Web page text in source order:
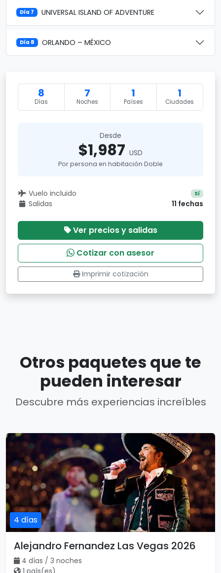
Día 7 UNIVERSAL ISLAND OF ADVENTURE
Día 8 ORLANDO – MÉXICO
8
Días
7
Noches
1
Países
1
Ciudades
Desde
$1,987 USD
Por persona en habitación Doble
Vuelo incluido Sí
Salidas 11 fechas
Ver precios y salidas
Cotizar con asesor
Imprimir cotización
Otros paquetes que te
pueden interesar
Descubre más experiencias increíbles
4 días
Alejandro Fernandez Las Vegas 2026
4 días / 3 noches
1 país(es)